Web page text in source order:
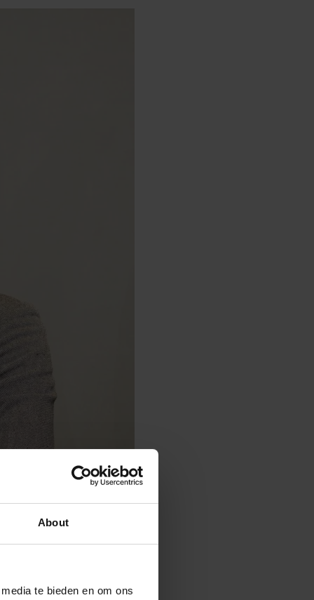
About
te bieden en om ons